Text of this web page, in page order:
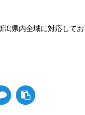
県内全域に対応して